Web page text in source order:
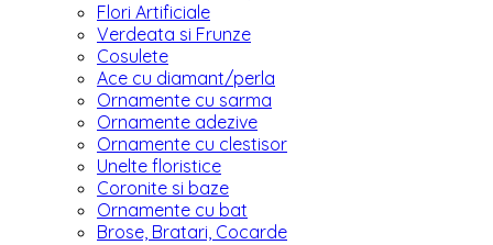
Flori Artificiale
Verdeata si Frunze
Cosulete
Ace cu diamant/perla
Ornamente cu sarma
Ornamente adezive
Ornamente cu clestisor
Unelte floristice
Coronite si baze
Ornamente cu bat
Brose, Bratari, Cocarde